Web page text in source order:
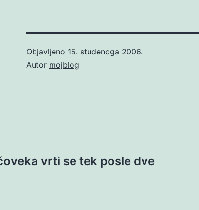
Objavljeno 15. studenoga 2006.
Autor mojblog
vrti se tek posle dve